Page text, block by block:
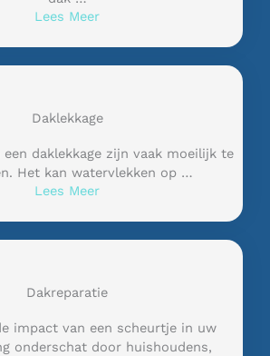
Lees Meer
Daklekkage
een daklekkage zijn vaak moeilijk te
Het kan watervlekken op …
Lees Meer
Dakreparatie
impact van een scheurtje in uw
onderschat door huishoudens,